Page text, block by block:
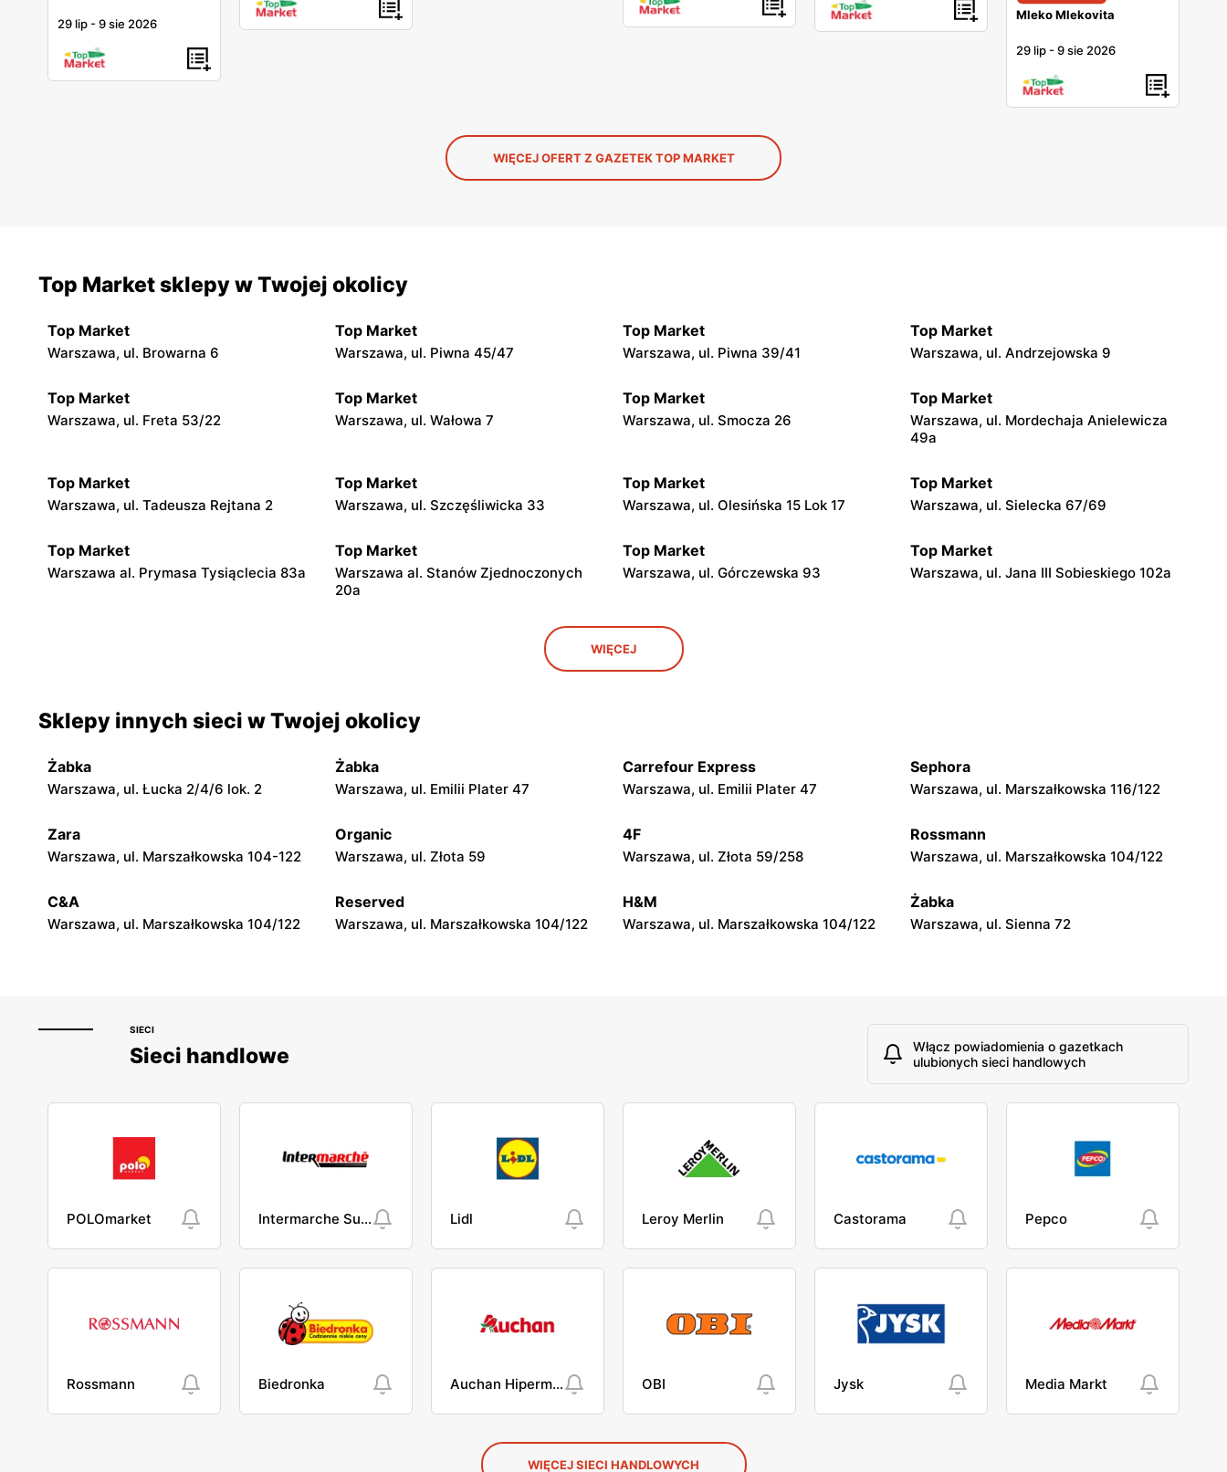
29 lip -9 sie 2026
Mleko Mlekovita
29 lip -9 sie 2026
WIĘCEJ OFERT Z GAZETEK TOP MARKET
Top Market sklepy w Twojej okolicy
Top Market
Warszawa, ul. Browarna 6
Top Market
Warszawa, ul. Piwna 45/47
Top Market
Warszawa, ul. Piwna 39/41
Top Market
Warszawa, ul. Andrzejowska 9
Top Market
Warszawa, ul. Freta 53/22
Top Market
Warszawa, ul. Wałowa 7
Top Market
Warszawa, ul. Smocza 26
Top Market
Warszawa, ul. Mordechaja Anielewicza
49a
Top Market
Warszawa, ul. Tadeusza Rejtana 2
Top Market
Warszawa, ul. Szczęśliwicka 33
Top Market
Warszawa, ul. Olesińska 15 Lok 17
Top Market
Warszawa, ul. Sielecka 67/69
Top Market
Warszawa al. Prymasa Tysiąclecia 83a
Top Market
Warszawa al. Stanów Zjednoczonych
20a
Top Market
Warszawa, ul. Górczewska 93
Top Market
Warszawa, ul. Jana III Sobieskiego 102a
Warszawa, ul. Żwirki i Wigury 17
Top Market
Warszawa al. Krakowska 274
Top Market
Broniewskiego 85
Top Market
Warszawa, ul. Czarnomorska 7a Warszawa, ul. Jana III Sobieskiego 60/14
Warszawa, ul. Tadeusza
Rechniewskiego 8
Warszawa, ul. Gotarda 16
Warszawa, ul. Nicejska 2 Warszawa, ul. Łabiszyńska 21 Warszawa, ul. Sęczkowa 60
Top Market
Warszawa, ul. pasaż Stokłosy 11
WIĘCEJ
Sklepy innych sieci w Twojej okolicy
Żabka
Warszawa, ul. Łucka 2/4/6 lok. 2
Żabka
Warszawa, ul. Emilii Plater 47
Carrefour Express
Warszawa, ul. Emilii Plater 47
Sephora
Warszawa, ul. Marszałkowska 116/122
Zara
Warszawa, ul. Marszałkowska 104-122
Organic
Warszawa, ul. Złota 59
4F
Warszawa, ul. Złota 59/258
Rossmann
Warszawa, ul. Marszałkowska 104/122
C&A
Warszawa, ul. Marszałkowska 104/122
Reserved
Warszawa, ul. Marszałkowska 104/122
H&M
Warszawa, ul. Marszałkowska 104/122
Żabka
Warszawa, ul. Sienna 72
SIECI
Sieci handlowe
Włącz powiadomienia o gazetkach
ulubionych sieci handlowych
POLOmarket Intermarche Super Lidl Leroy Merlin Castorama Pepco
Rossmann Biedronka Auchan Hipermarket OBI Jysk Media Markt
WIĘCEJ SIECI HANDLOWYCH